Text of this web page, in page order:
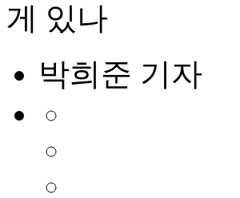
게 있나
박희준 기자